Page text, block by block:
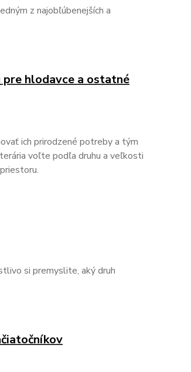
z najobľúbenejších a
hlodavce a ostatné
ich prirodzené potreby a tým
voľte podľa druhu a veľkosti
si premyslite, aký druh